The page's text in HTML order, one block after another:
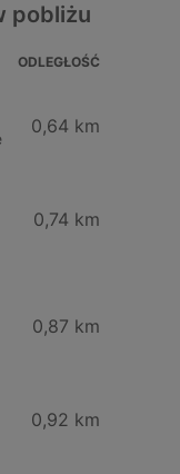
pobliżu
ODLEGŁOŚĆ
0,64 km
0,74 km
0,87 km
0,92 km